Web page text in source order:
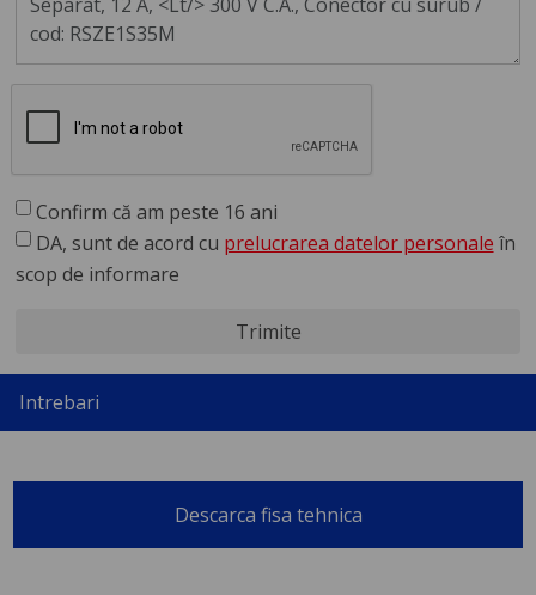
Confirm că am peste 16 ani
DA, sunt de acord cu prelucrarea datelor personale în
scop de informare
Trimite
Intrebari
Descarca fisa tehnica